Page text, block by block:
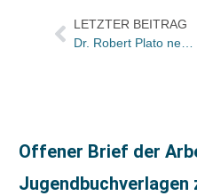
LETZTER BEITRAG
Dr. Robert Plato neuer Lektor für Mathematik und Physik bei de Gruyter
Offener Brief der
Jugendbuchverlagen